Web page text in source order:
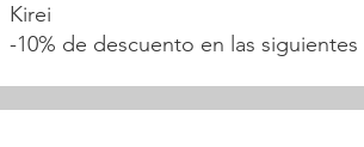
Kirei
-10% de descuento en las siguientes